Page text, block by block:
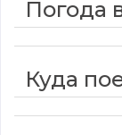
Погода
Куда